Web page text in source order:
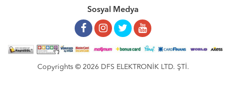
Sosyal Medya
Copyrights © 2026 DFS ELEKTRONİK LTD. ŞTİ.